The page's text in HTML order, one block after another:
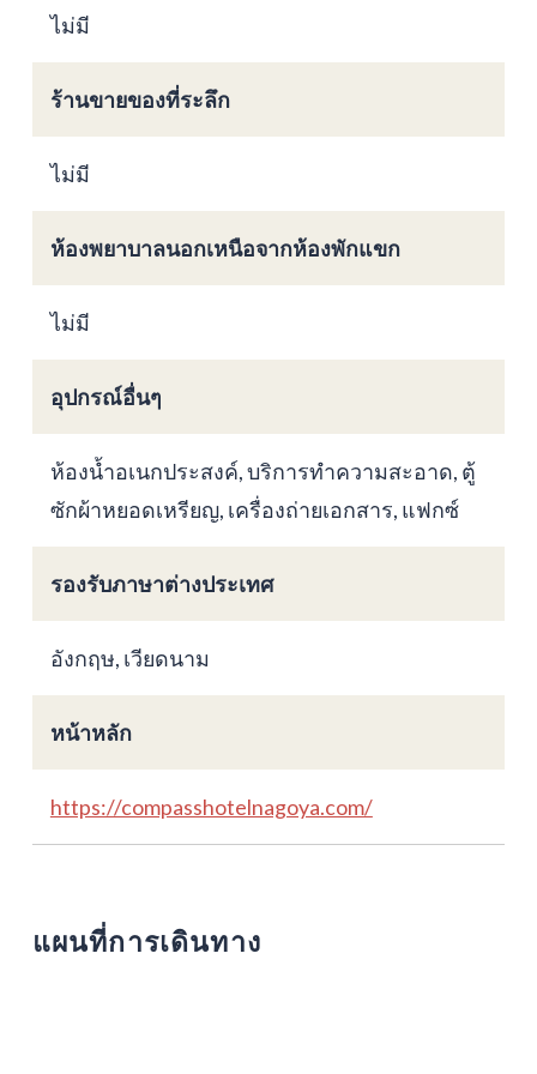
ไม่มี
ร้านขายของที่ระลึก
ไม่มี
ห้องพยาบาลนอกเหนือจากห้องพักแขก
ไม่มี
อุปกรณ์อื่นๆ
ห้องน้ำอเนกประสงค์, บริการทำความสะอาด, ตู้
ซักผ้าหยอดเหรียญ, เครื่องถ่ายเอกสาร, แฟกซ์
รองรับภาษาต่างประเทศ
อังกฤษ, เวียดนาม
หน้าหลัก
https://compasshotelnagoya.com/
แผนที่การเดินทาง